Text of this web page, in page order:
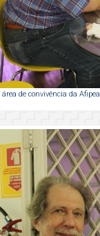
de convivência da Afipea